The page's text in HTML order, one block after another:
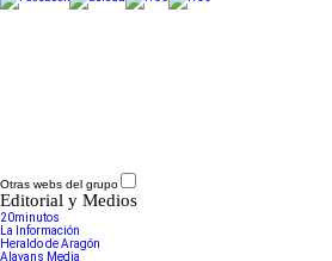
Otras webs del grupo
Editorial y Medios
20minutos
La Información
Heraldo de Aragón
Alayans Media